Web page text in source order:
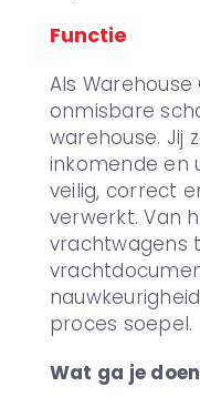
Functie
Als
onmisbare
warehouse. Jij
inkomende en
veilig, correct
verwerkt. Van
vrachtwagens
proces soepel.
Wat ga je